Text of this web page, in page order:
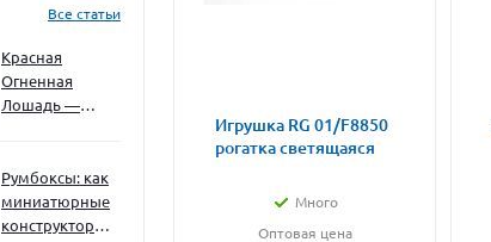
Все статьи
Красная
Огненная
Лошадь —
ждать и как
подготовиться
Румбоксы: как
миниатюрные
конструкторы
Игрушка RG 01/F8850
рогатка светящаяся
Много
Оптовая цена